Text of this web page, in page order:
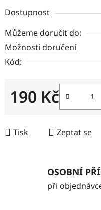
Dostupnost
Můžeme doručit do:
Možnosti doručení
Kód:
190 Kč
Tisk Zeptat se
OSOBNÍ
při